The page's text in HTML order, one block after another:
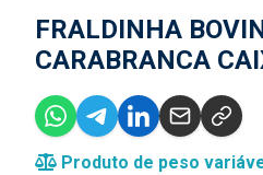
FRALDINHA
CARABRANCA
Produto de peso